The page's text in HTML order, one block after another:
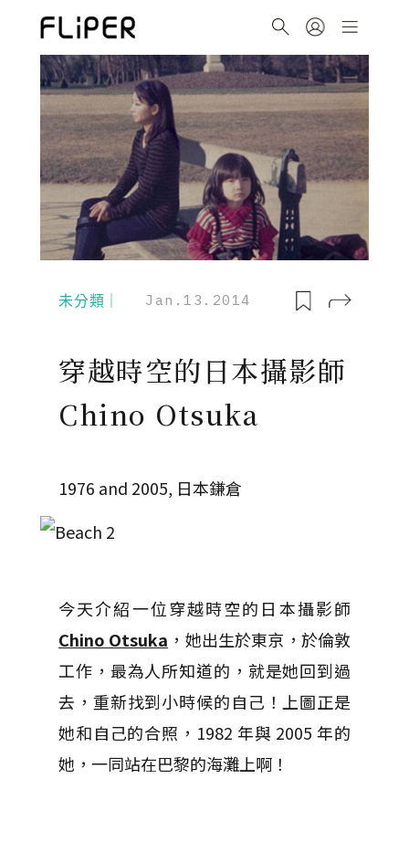
未分類｜ Jan.13.2014
穿越時空的日本攝影師
Chino Otsuka
1976 and 2005, 日本鎌倉
今天介紹一位穿越時空的日本攝影師
Chino Otsuka ，她出生於東京，於倫敦
工作，最為人所知道的，就是她回到過
去，重新找到小時候的自己！上圖正是
她和自己的合照，1982 年與 2005 年的
她，一同站在巴黎的海灘上啊！